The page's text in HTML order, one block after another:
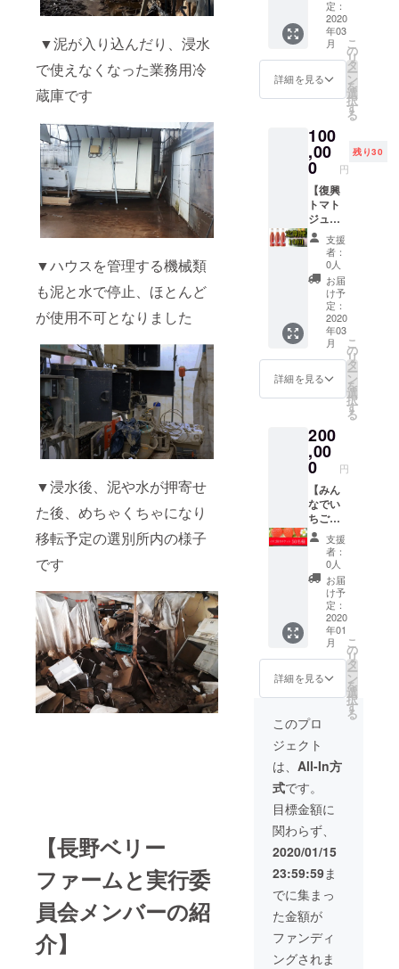
▼泥が入り込んだり、浸水
で使えなくなった業務用冷
蔵庫です
▼ハウスを管理する機械類
も泥と水で停止、ほとんど
が使用不可となりました
▼浸水後、泥や水が押寄せ
た後、めちゃくちゃになり
移転予定の選別所内の様子
です
【長野ベリー
ファームと実行委
員会メンバーの紹
介】
合も、
順次発
送とな
ります
ので、
遅れる
予めご
了承く
ださ
い。 ※
お名前
掲載ご
希望の
方は支
援時、
必ず備
考欄に
ご希望
のお名
前をご
記入く
ださ
い。
期は
2020年
3月以降
のス
タート
を目指
により
前後い
たしま
す。ま
た、ご
支援多
数の場
合も、
順次発
送とな
ります
ので、
遅れる
場合が
ござい
ます。
予めご
了承く
掲載ご
希望の
方は支
援時、
必ず備
考欄に
ご希望
のお名
前をご
記入く
ださ
い。
さい。
※ 送料
込の価
格にな
りま
す。 ※
画像は
イメー
す。 ※
定期便
５回は
月１回×
５ヵ月
の配送
となり
ます。
発送時
期は
2020年
3月以降
のス
タート
を目指
します
が復興
の状況
により
前後い
す。ま
た、ご
支援多
数の場
合も、
順次発
送とな
ります
ので、
遅れる
場合が
ござい
ます。
予めご
了承く
ださ
い。 ※
お名前
掲載ご
希望の
方は支
援時、
必ず備
考欄に
ご希望
のお名
前をご
記入く
ださ
い。
回の定
期便で
お送り
しま
す。 更
に、長
野ベ
リー
ムオ
フィ
シャル
サイト
の特設
ページ
にお名
前を掲
載しま
す(ご希
望の方
のみ)。
ご支援
いただ
ける金
（100,0
00円
～）を
申込画
ご入力
くださ
い。 ※
送料込
の価格
になり
ます。
※画像は
イメー
ジで
す。 ※
定期便
10回は
月１回
×10ヵ月
の配送
となり
ます。
発送時
期は
2020年
3月以降
のス
タート
を目指
します
が復興
の状況
により
前後い
たしま
す。ま
た、ご
支援多
数の場
合も、
順次発
送とな
お礼の
サンク
スメー
ルにプ
ラスし
て、復
興いち
ご(大粒
350g前
後)×4箱
を、10
回の定
期便で
お送り
しま
す。 更
に、長
野ベ
リー
ファー
ムオ
フィ
シャル
サイト
の特設
ページ
にお名
前を掲
す(ご希
望の方
のみ)。
ご支援
いただ
ける金
額
（100,0
00円
～）を
申込画
面にて
ご入力
くださ
い。 ※
送料込
の価格
になり
ます。
※画像は
イメー
ジで
す。 ※
定期便
10回は
月１回
×10ヵ月
の配送
となり
ます。
発送時
期は
2020年
3月以降
のス
タート
を目指
します
定：
2020
年03
月
詳細を見る
こ
の
リ
タ
ー
ン
を
選
択
す
る
100
,00
0 円
残り30
【復興
トマト
ジュー
ス定期
便(10
回)プラ
ン】 実
行委員
会より
お礼の
サンク
スメー
ルにプ
ラスし
て、ト
マト
ス
720ml
瓶3本を
10回の
定期便
でお送
りしま
す。 更
に、長
野ベ
リー
ファー
ムオ
フィ
シャル
サイト
の特設
ページ
にお名
前を掲
載しま
す(ご希
望の方
のみ)。
ご支援
いただ
ける金
額
（100,0
00円
～）を
申込画
面にて
ご入力
くださ
い。 ※
送料込
の価格
支援
者：
0人
お届
け予
定：
2020
年03
月
詳細を見る
こ
の
リ
タ
ー
ン
を
選
択
す
る
200
,00
0 円
【みん
なでい
ちご狩
りプラ
ン】 実
行委員
会より
お礼の
サンク
スメー
ルにプ
ラスし
て、い
ちご狩
りチ
ケット
を50枚
(50名様
分)お送
りいた
しま
す。 更
に、長
野ベ
リー
ファー
ムオ
フィ
シャル
サイト
の特設
ページ
にお名
前を掲
支援
者：
0人
お届
け予
定：
2020
年01
月
詳細を見る
こ
の
リ
タ
ー
ン
を
選
択
す
る
このプロ
ジェクト
は、 All-In方
式です。
目標金額に
関わらず、
2020/01/15
23:59:59ま
でに集まっ
た金額が
ファンディ
ングされま